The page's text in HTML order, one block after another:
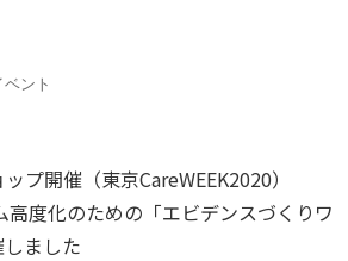
ベント
プ開催（東京CareWEEK2020）
度化のための「エビデンスづくりワ
ました